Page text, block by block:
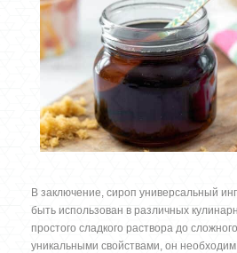
В заключение, сироп универсальный
быть использован в различных
простого сладкого раствора до
уникальными свойствами, он